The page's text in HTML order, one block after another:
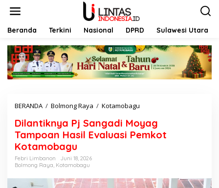
Beranda Terkini Nasional DPRD Sulawesi Utara
BERANDA / Bolmong Raya / Kotamobagu
l
a
n
Dilantiknya Pj Sangadi Moyag
Tampoan Hasil Evaluasi Pemkot
Kotamobagu
Febri Limbanon
Juni 18, 2026
Bolmong Raya Kotamobagu